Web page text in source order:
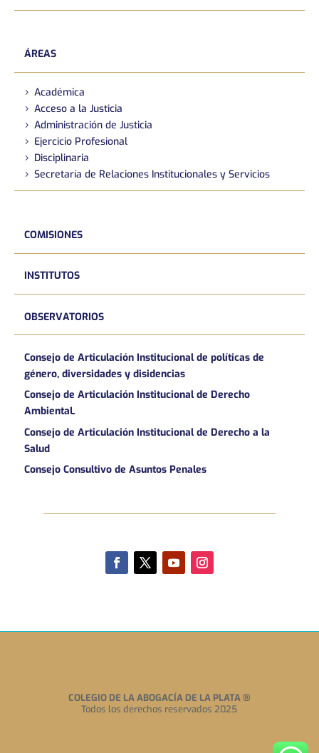
ÁREAS
Académica
Acceso a la Justicia
Administración de Justicia
Ejercicio Profesional
Disciplinaria
Secretaría de Relaciones Institucionales y Servicios
COMISIONES
INSTITUTOS
OBSERVATORIOS
Consejo de Articulación Institucional de políticas de
género, diversidades y disidencias
Consejo de Articulación Institucional de Derecho
AmbientaL
Consejo de Articulación Institucional de Derecho a la
Salud
Consejo Consultivo de Asuntos Penales
COLEGIO DE LA ABOGACÍA DE LA PLATA®
Todos los derechos reservados 2025